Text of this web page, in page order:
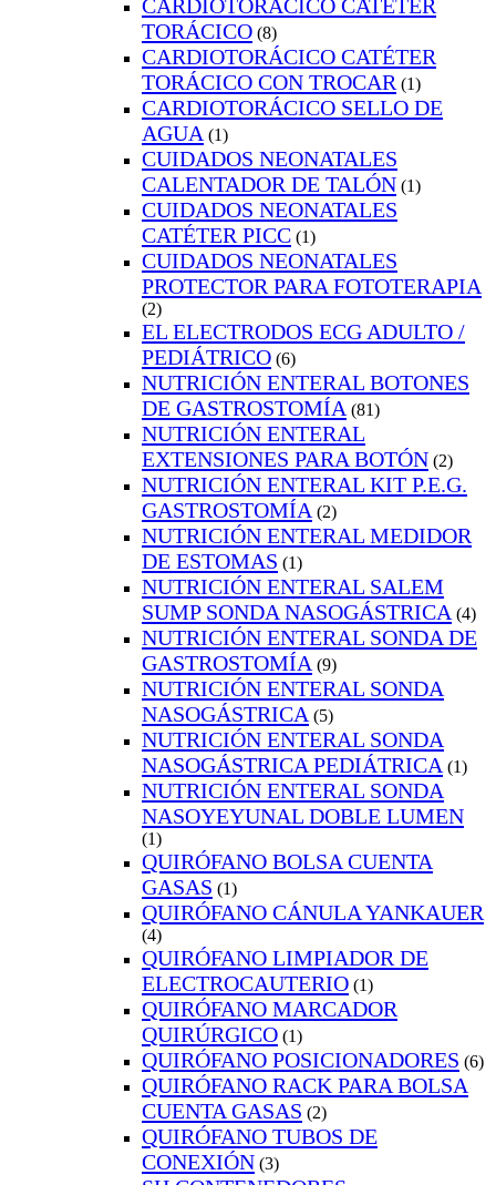
CARDIOTORÁCICO CATÉTER
TORÁCICO (8)
CARDIOTORÁCICO CATÉTER
TORÁCICO CON TROCAR (1)
CARDIOTORÁCICO SELLO DE
AGUA (1)
CUIDADOS NEONATALES
CALENTADOR DE TALÓN (1)
CUIDADOS NEONATALES
CATÉTER PICC (1)
CUIDADOS NEONATALES
PROTECTOR PARA FOTOTERAPIA
(2)
EL ELECTRODOS ECG ADULTO /
PEDIÁTRICO (6)
NUTRICIÓN ENTERAL BOTONES
DE GASTROSTOMÍA (81)
NUTRICIÓN ENTERAL
EXTENSIONES PARA BOTÓN (2)
NUTRICIÓN ENTERAL KIT P.E.G.
GASTROSTOMÍA (2)
NUTRICIÓN ENTERAL MEDIDOR
DE ESTOMAS (1)
NUTRICIÓN ENTERAL SALEM
SUMP SONDA NASOGÁSTRICA (4)
NUTRICIÓN ENTERAL SONDA DE
GASTROSTOMÍA (9)
NUTRICIÓN ENTERAL SONDA
NASOGÁSTRICA (5)
NUTRICIÓN ENTERAL SONDA
NASOGÁSTRICA PEDIÁTRICA (1)
NUTRICIÓN ENTERAL SONDA
NASOYEYUNAL DOBLE LUMEN
(1)
QUIRÓFANO BOLSA CUENTA
GASAS (1)
QUIRÓFANO CÁNULA YANKAUER
(4)
QUIRÓFANO LIMPIADOR DE
ELECTROCAUTERIO (1)
QUIRÓFANO MARCADOR
QUIRÚRGICO (1)
QUIRÓFANO POSICIONADORES (6)
QUIRÓFANO RACK PARA BOLSA
CUENTA GASAS (2)
QUIRÓFANO TUBOS DE
CONEXIÓN (3)